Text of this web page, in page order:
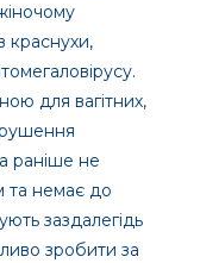
краснухи,
для вагітних,
раніше не
та немає до
заздалегідь
зробити за